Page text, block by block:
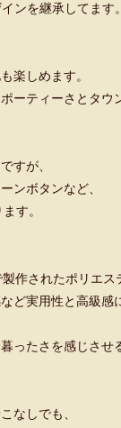
ンを継承してます。
楽しめます。
ーティーさとタウ
すが、
ンボタンなど、
す。
作されたポリエス
ど実用性と高級感
ったさを感じさせ
なしでも、